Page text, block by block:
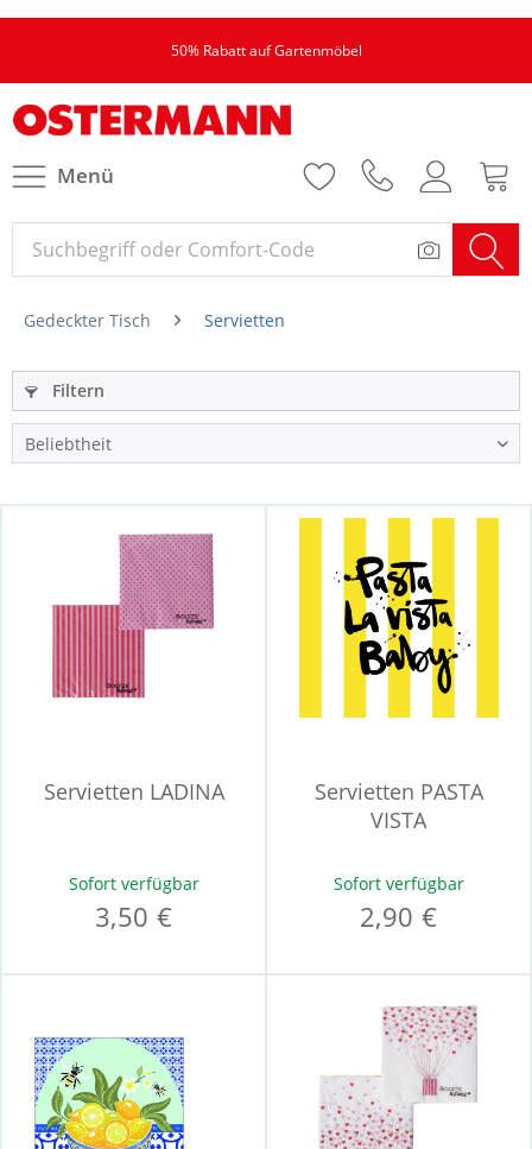
50% Rabatt auf Gartenmöbel
Menü
Gedeckter Tisch Servietten
Filtern
Servietten LADINA
Sofort verfügbar
3,50 €
Servietten PASTA
VISTA
Sofort verfügbar
2,90 €